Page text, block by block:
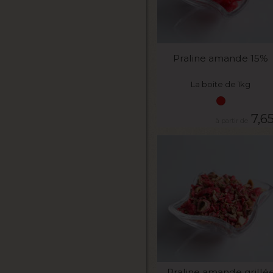
Praline amande 15%
La boite de 1kg
7,65